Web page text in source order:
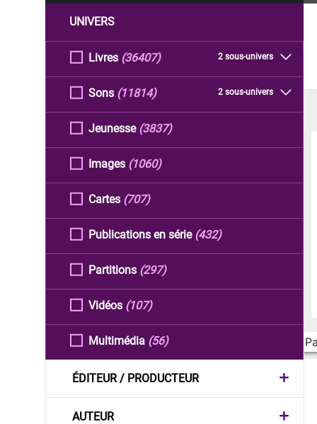
UNIVERS
Livres 2 sous-univers
(36407)
Sons 2 sous-univers
(11814)
Jeunesse (3837)
Images (1060)
Cartes (707)
Publications en série (432)
Partitions (297)
Vidéos (107)
Multimédia (56)
ÉDITEUR / PRODUCTEUR
AUTEUR